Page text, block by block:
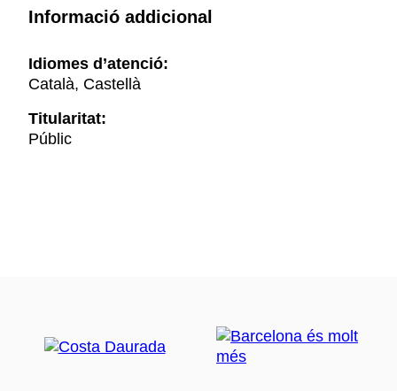
Informació addicional
Idiomes d’atenció:
Català, Castellà
Titularitat:
Públic